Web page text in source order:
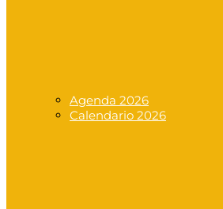
Agenda 2026
Calendario 2026